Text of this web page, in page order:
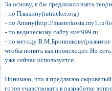
За основу, я бы предложил взять
- по Плыкину(rutracker.org)
- по Апину(http://masterkosta.my1.ru/
- по ведическому сайту svet999.ru
- по методу
чтобы понять как происходит. Но
уже сейчас используется.
Понимаю, что я предлагаю сыроватый
готов учавствовать в разработке